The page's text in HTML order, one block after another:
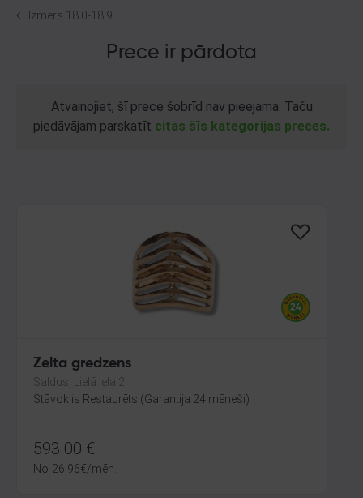
Izmērs 18.0-18.9
Prece ir pārdota
Atvainojiet, šī prece šobrīd nav pieejama. Taču
piedāvājam parskatīt citas šīs kategorijas preces.
Zelta gredzens
Saldus, Lielā iela 2
Stāvoklis Restaurēts (Garantija 24 mēneši)
593.00 €
No 26.96€/mēn.